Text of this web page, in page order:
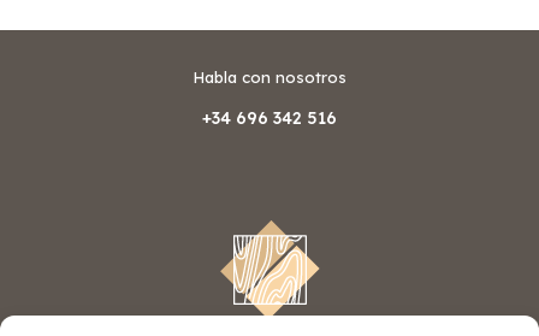
Habla con nosotros
+34 696 342 516